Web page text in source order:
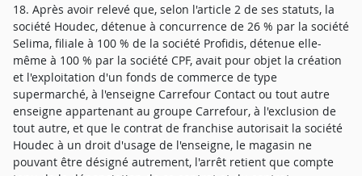
18. Après avoir relevé que, selon l'article 2 de ses statuts, la
société Houdec, détenue à concurrence de 26 % par la société
Selima, filiale à 100 % de la société Profidis, détenue elle-
même à 100 % par la société CPF, avait pour objet la création
et l'exploitation d'un fonds de commerce de type
supermarché, à l'enseigne Carrefour Contact ou tout autre
enseigne appartenant au groupe Carrefour, à l'exclusion de
tout autre, et que le contrat de franchise autorisait la société
Houdec à un droit d'usage de l'enseigne, le magasin ne
pouvant être désigné autrement, l'arrêt retient que compte